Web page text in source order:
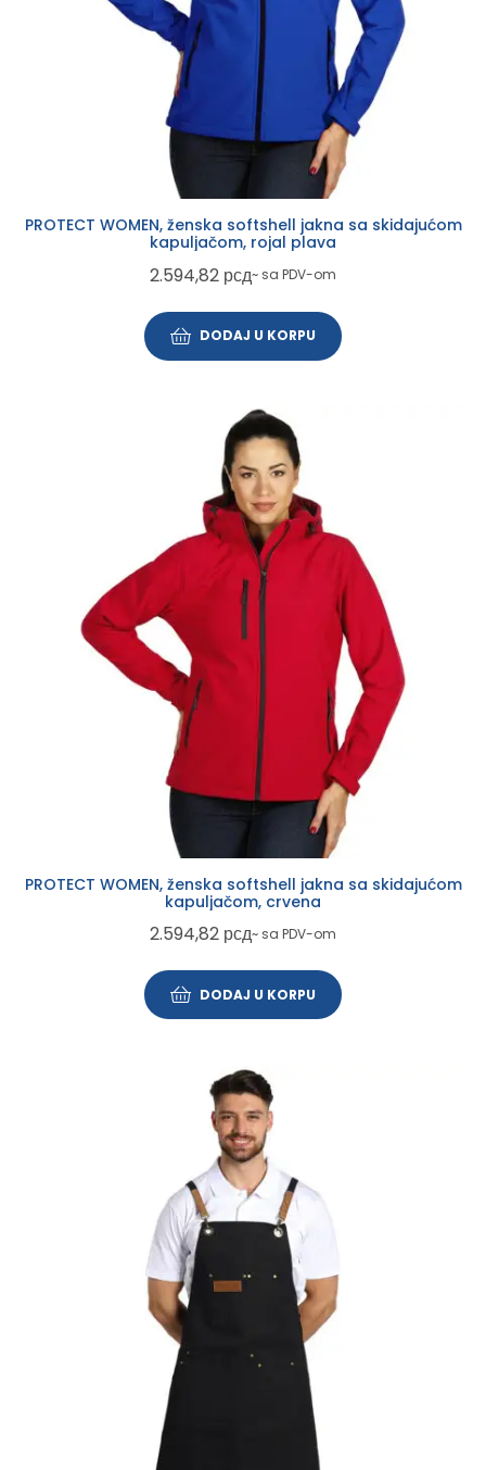
PROTECT WOMEN, ženska softshell jakna sa skidajućom
kapuljačom, rojal plava
2.594,82 рсд~ sa PDV-om
DODAJ U KORPU
PROTECT WOMEN, ženska softshell jakna sa skidajućom
kapuljačom, crvena
2.594,82 рсд~ sa PDV-om
DODAJ U KORPU